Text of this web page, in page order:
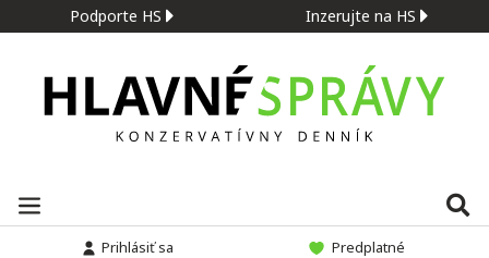
Podporte HS Inzerujte na HS
Prihlásiť sa Predplatné